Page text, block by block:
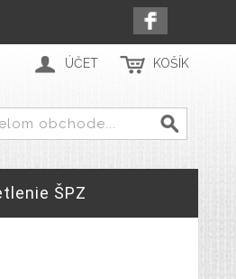
ÚČET KOŠÍK
ŠPZ